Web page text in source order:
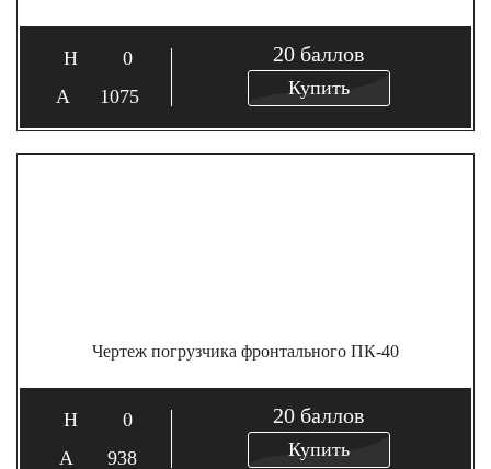
0
1075
20 баллов
Купить
Чертеж погрузчика фронтального ПК-40
0
938
20 баллов
Купить